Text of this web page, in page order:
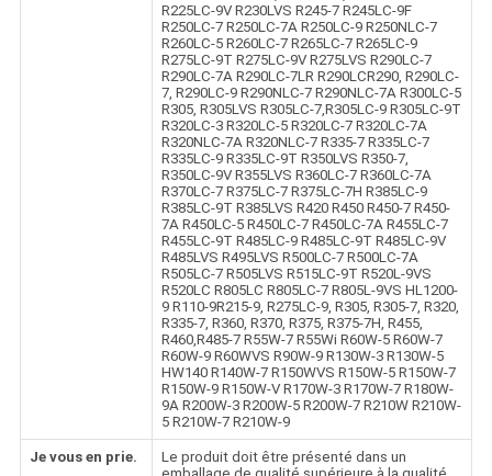
R225LC-9V R230LVS R245-7 R245LC-9F
R250LC-7 R250LC-7A R250LC-9 R250NLC-7
R260LC-5 R260LC-7 R265LC-7 R265LC-9
R275LC-9T R275LC-9V R275LVS R290LC-7
R290LC-7A R290LC-7LR R290LCR290, R290LC-
7, R290LC-9 R290NLC-7 R290NLC-7A R300LC-5
R305, R305LVS R305LC-7,R305LC-9 R305LC-9T
R320LC-3 R320LC-5 R320LC-7 R320LC-7A
R320NLC-7A R320NLC-7 R335-7 R335LC-7
R335LC-9 R335LC-9T R350LVS R350-7,
R350LC-9V R355LVS R360LC-7 R360LC-7A
R370LC-7 R375LC-7 R375LC-7H R385LC-9
R385LC-9T R385LVS R420 R450 R450-7 R450-
7A R450LC-5 R450LC-7 R450LC-7A R455LC-7
R455LC-9T R485LC-9 R485LC-9T R485LC-9V
R485LVS R495LVS R500LC-7 R500LC-7A
R505LC-7 R505LVS R515LC-9T R520L-9VS
R520LC R805LC R805LC-7 R805L-9VS HL1200-
9 R110-9R215-9, R275LC-9, R305, R305-7, R320,
R335-7, R360, R370, R375, R375-7H, R455,
R460,R485-7 R55W-7 R55Wi R60W-5 R60W-7
R60W-9 R60WVS R90W-9 R130W-3 R130W-5
HW140 R140W-7 R150WVS R150W-5 R150W-7
R150W-9 R150W-V R170W-3 R170W-7 R180W-
9A R200W-3 R200W-5 R200W-7 R210W R210W-
5 R210W-7 R210W-9
Je vous en prie.
Le produit doit être présenté dans un